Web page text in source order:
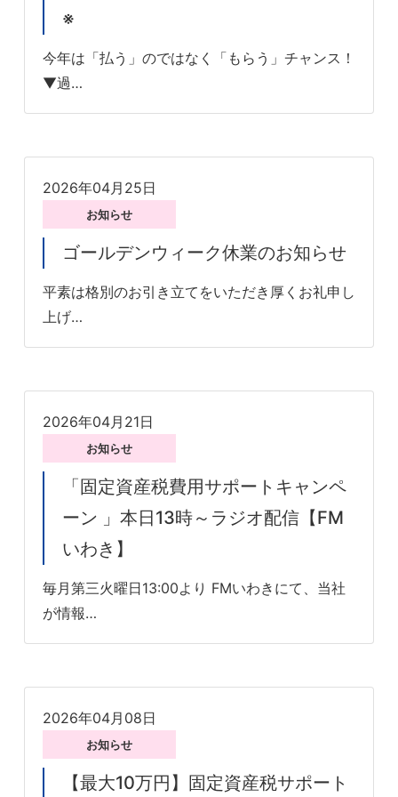
※
今年は「払う」のではなく「もらう」チャンス！
▼過…
2026年04月25日
お知らせ
ゴールデンウィーク休業のお知らせ
平素は格別のお引き立てをいただき厚くお礼申し
上げ…
2026年04月21日
お知らせ
「固定資産税費用サポートキャンペ
ーン 」本日13時～ラジオ配信【FM
いわき】
毎月第三火曜日13:00より FMいわきにて、当社
が情報…
2026年04月08日
お知らせ
【最大10万円】固定資産税サポート